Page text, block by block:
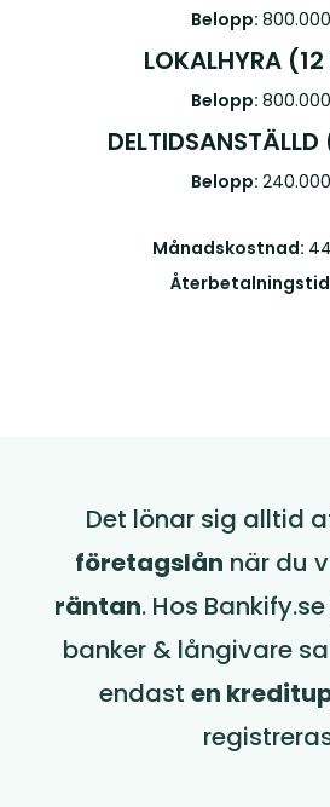
Belopp:
LOKALHYRA
Belopp:
Belopp:
Månadskostnad:
Det lönar sig alltid
företagslån när du
räntan. Hos
banker & långivare
endast en